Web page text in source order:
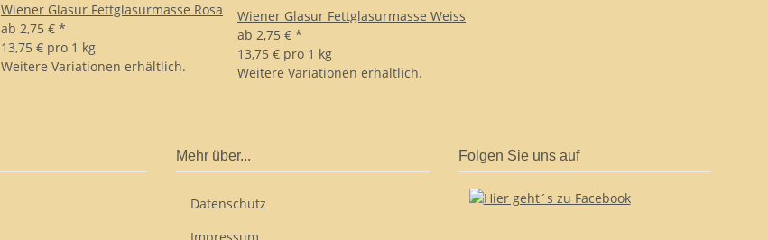
Wiener Glasur Fettglasurmasse Rosa
ab 2,75 € *
13,75 € pro 1 kg
Weitere Variationen erhältlich.
Wiener Glasur Fettglasurmasse Weiss
ab 2,75 € *
13,75 € pro 1 kg
Weitere Variationen erhältlich.
Mehr über...
Datenschutz
Folgen Sie uns auf